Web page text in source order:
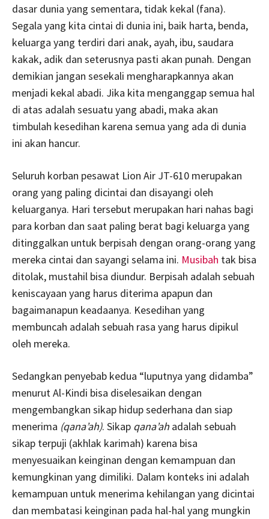
dasar dunia yang sementara, tidak kekal (fana).
Segala yang kita cintai di dunia ini, baik harta, benda,
keluarga yang terdiri dari anak, ayah, ibu, saudara
kakak, adik dan seterusnya pasti akan punah. Dengan
demikian jangan sesekali mengharapkannya akan
menjadi kekal abadi. Jika kita menganggap semua hal
di atas adalah sesuatu yang abadi, maka akan
timbulah kesedihan karena semua yang ada di dunia
ini akan hancur.
Seluruh korban pesawat Lion Air JT-610 merupakan
orang yang paling dicintai dan disayangi oleh
keluarganya. Hari tersebut merupakan hari nahas bagi
para korban dan saat paling berat bagi keluarga yang
ditinggalkan untuk berpisah dengan orang-orang yang
mereka cintai dan sayangi selama ini. Musibah tak bisa
ditolak, mustahil bisa diundur. Berpisah adalah sebuah
keniscayaan yang harus diterima apapun dan
bagaimanapun keadaanya. Kesedihan yang
membuncah adalah sebuah rasa yang harus dipikul
oleh mereka.
Sedangkan penyebab kedua “luputnya yang didamba”
menurut Al-Kindi bisa diselesaikan dengan
mengembangkan sikap hidup sederhana dan siap
menerima (qana’ah). Sikap qana’ah adalah sebuah
sikap terpuji (akhlak karimah) karena bisa
menyesuaikan keinginan dengan kemampuan dan
kemungkinan yang dimiliki. Dalam konteks ini adalah
kemampuan untuk menerima kehilangan yang dicintai
dan membatasi keinginan pada hal-hal yang mungkin